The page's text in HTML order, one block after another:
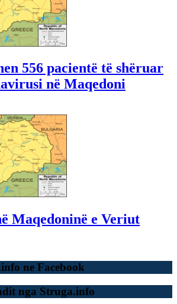
556 pacientë të shëruar
në Maqedoni
Maqedoninë e Veriut
ne Facebook
nga Struga.info